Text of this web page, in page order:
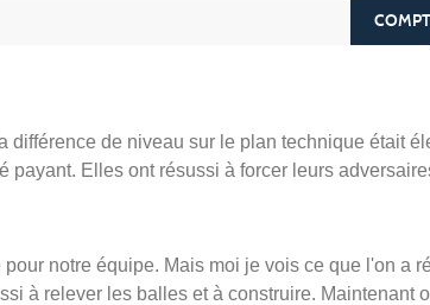
différence de niveau sur le plan technique était
payant. Elles ont résussi à forcer leurs
notre équipe. Mais moi je vois ce que l'on
à relever les balles et à construire.